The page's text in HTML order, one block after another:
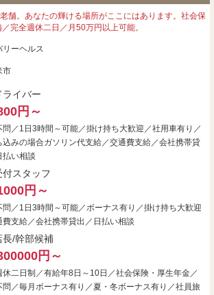
舗。あなたの輝ける場所がここにはあります。社会保
／完全週休二日／月50万円以上可能。
リーヘルス
市
ライバー
円～
問／1日3時間～可能／掛け持ち大歓迎／社用車有り／
込みの場合ガソリン代支給／交通費支給／会社携帯貸
払い相談
付スタッフ
円～
問／1日3時間～可能／ボーナス有り／掛け持ち大歓迎
費支給／会社携帯貸出／日払い相談
長/幹部候補
円～
休二日制／有給年8日～10日／社会保険・厚生年金／
問／毎月ボーナス有り／夏・冬ボーナス有り／社員旅